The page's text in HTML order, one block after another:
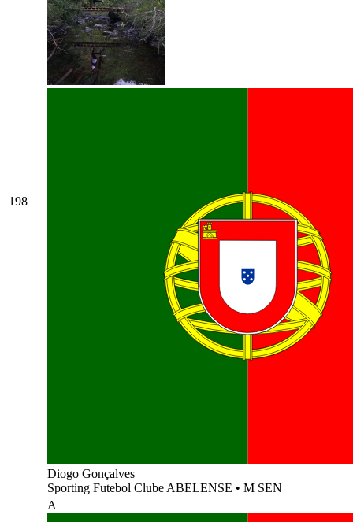
198
Diogo Gonçalves
Sporting Futebol Clube ABELENSE • M SEN
A